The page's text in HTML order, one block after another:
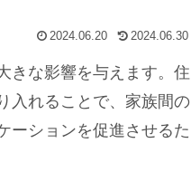
2024.06.20 2024.06.30
きな影響を与えます。住
入れることで、家族間の
ーションを促進させるた